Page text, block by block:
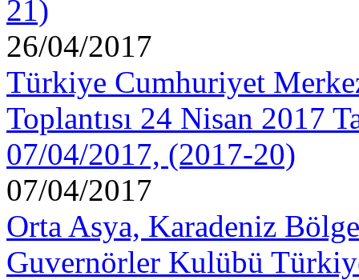
21)
26/04/2017
Türkiye Cumhuriyet
Toplantısı 24 Nisan 2017
07/04/2017, (2017-20)
07/04/2017
Orta Asya, Karadeniz
Guvernörler Kulübü